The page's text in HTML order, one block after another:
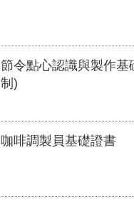
節令點心認識與製作基
制)
咖啡調製員基礎證書